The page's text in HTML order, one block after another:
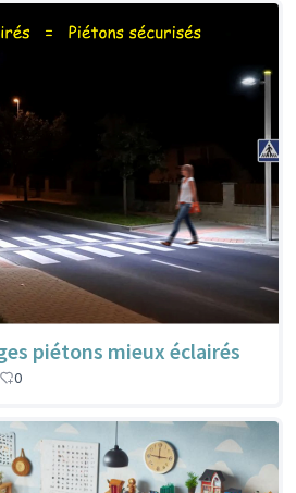
piétons mieux éclairés
0